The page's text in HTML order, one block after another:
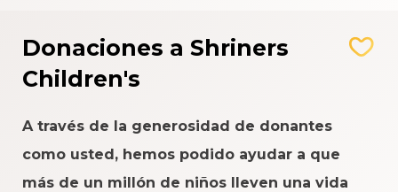
Donaciones a Shriners
Children's
A través de la generosidad de donantes
como usted, hemos podido ayudar a que
más de un millón de niños lleven una vida